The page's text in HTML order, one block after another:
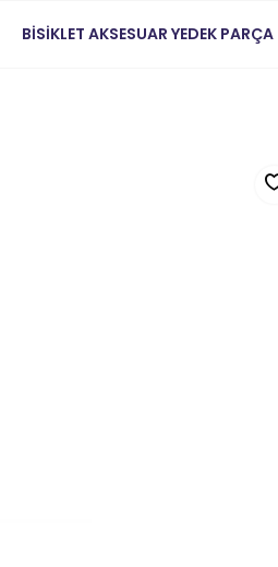
BİSİKLET AKSESUAR YEDEK PARÇA